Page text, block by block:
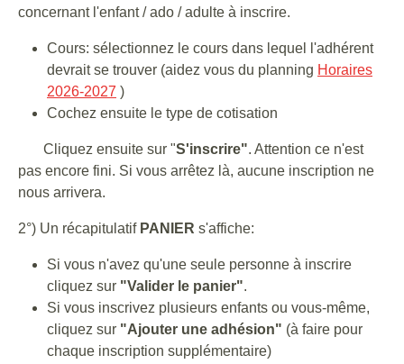
concernant l'enfant / ado / adulte à inscrire.
Cours: sélectionnez le cours dans lequel l'adhérent
devrait se trouver (aidez vous du planning Horaires
2026-2027 )
Cochez ensuite le type de cotisation
Cliquez ensuite sur "S'inscrire". Attention ce n'est
pas encore fini. Si vous arrêtez là, aucune inscription ne
nous arrivera.
2°) Un récapitulatif PANIER s'affiche:
Si vous n'avez qu'une seule personne à inscrire
cliquez sur "Valider le panier".
Si vous inscrivez plusieurs enfants ou vous-même,
cliquez sur "Ajouter une adhésion" (à faire pour
chaque inscription supplémentaire)